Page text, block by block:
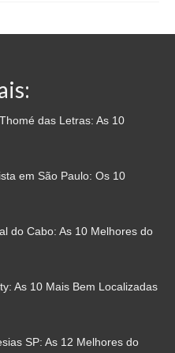
das Letras: As 10
em São Paulo: Os 10
do Cabo: As 10 Melhores do
As 10 Mais Bem Localizadas
SP: As 12 Melhores do